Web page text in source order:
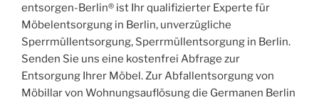
entsorgen-Berlin® ist Ihr qualifizierter Experte für
Möbelentsorgung in Berlin, unverzügliche
Sperrmüllentsorgung, Sperrmüllentsorgung in Berlin.
Senden Sie uns eine kostenfrei Abfrage zur
Entsorgung Ihrer Möbel. Zur Abfallentsorgung von
Möbillar von Wohnungsauflösung die Germanen Berlin